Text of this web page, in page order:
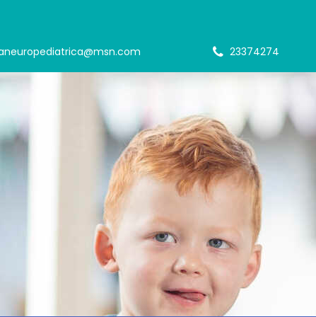
23374274